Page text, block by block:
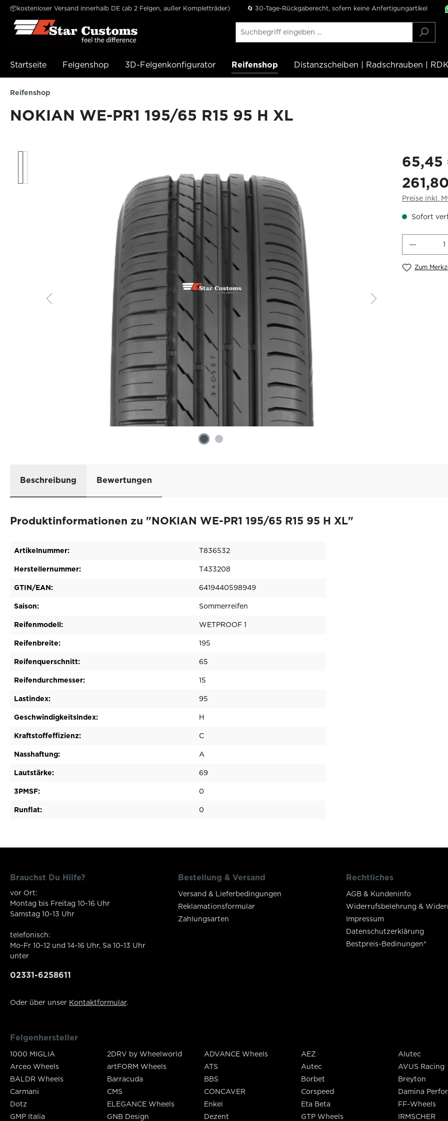
springen Zur Hauptnavigation springen
📦kostenloser Versand innerhalb DE (ab 2 Felgen, außer Kompletträder) 🔄 30-Tage-Rückgaberecht, sofern keine Anfertigungartikel
Startseite Felgenshop 3D-Felgenkonfigurator Reifenshop Distanzscheiben | Radschrauben |
Reifenshop
NOKIAN WE-PR1 195/65 R15 95 H XL
65,45
Preise inkl.
Sofort
Zum
Beschreibung Bewertungen
Produktinformationen zu "NOKIAN WE-PR1 195/65 R15 95 H XL"
Artikelnummer: T836532
Herstellernummer: T433208
GTIN/EAN: 6419440598949
Saison: Sommerreifen
Reifenmodell: WETPROOF 1
Reifenbreite: 195
Reifenquerschnitt: 65
Reifendurchmesser: 15
Lastindex: 95
Geschwindigkeitsindex: H
Kraftstoffeffizienz: C
Nasshaftung: A
Lautstärke: 69
3PMSF: 0
Runflat: 0
Brauchst Du Hilfe?
vor Ort:
Montag bis Freitag 10-16 Uhr
Samstag 10-13 Uhr
telefonisch:
Mo-Fr 10-12 und 14-16 Uhr, Sa 10-13 Uhr
unter
02331-6258611
Oder über unser Kontaktformular.
Bestellung & Versand
Versand & Lieferbedingungen
Reklamationsformular
Zahlungsarten
Rechtliches
AGB & Kundeninfo
Widerrufsbelehrung &
Impressum
Datenschutzerklärung
Bestpreis-Bedinungen*
Felgenhersteller
1000 MIGLIA 2DRV by Wheelworld ADVANCE Wheels AEZ Alutec
Arceo Wheels
artFORM Wheels ATS Autec AVUS Racing
BALDR Wheels
Barracuda BBS Borbet Breyton
Carmani
CMS CONCAVER Corspeed Damina
Dotz
ELEGANCE Wheels Enkei Eta Beta FF-Wheels
GMP Italia
GNB Design Dezent GTP Wheels IRMSCHER